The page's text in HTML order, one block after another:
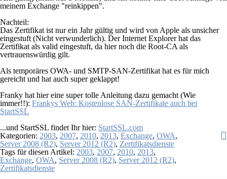
meinem Exchange "reinkippen".
Nachteil:
Das Zertifikat ist nur ein Jahr gültig und wird von Apple als unsicher
eingestuft (Nicht verwunderlich). Der Internet Explorer hat das
Zertifikat als valid eingestuft, da hier noch die Root-CA als
vertrauenswürdig gilt.
Als temporäres OWA- und SMTP-SAN-Zertifikat hat es für mich
gereicht und hat auch super geklappt!
Franky hat hier eine super tolle Anleitung dazu gemacht (Wie
immer!!): Frankys Web: Kostenlose SAN-Zertifikate auch bei
StartSSL
...und StartSSL findet Ihr hier: StartSSL.com
Kategorien: 2003, 2007, 2010, 2013, Exchange, OWA,
Server 2008 (R2), Server 2012 (R2), Zertifikatsdienste
Tags für diesen Artikel: 2003, 2007, 2010, 2013,
Exchange, OWA, Server 2008 (R2), Server 2012 (R2),
Zertifikatsdienste